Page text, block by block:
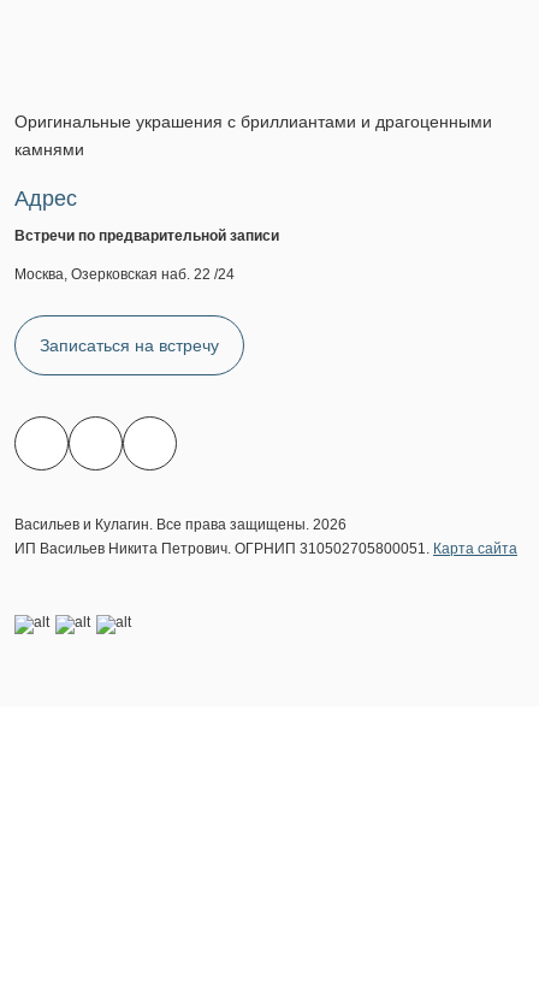
Оригинальные украшения с бриллиантами и драгоценными
камнями
Адрес
Встречи по предварительной записи
Москва, Озерковская наб. 22 /24
Записаться на встречу
Васильев и Кулагин. Все права защищены. 2026
ИП Васильев Никита Петрович. ОГРНИП 310502705800051. Карта сайта